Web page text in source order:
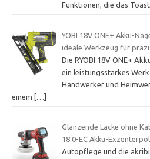
Funktionen, die das
YOBI 18V ONE+ Akku-
ideale Werkzeug für
Die RYOBI 18V ONE+
ein leistungsstarkes
Handwerker und
einem […]
Glänzende Lacke ohne
18.0-EC Akku-
Autopflege und die